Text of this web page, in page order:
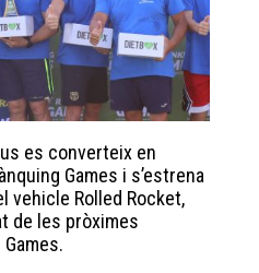
es converteix en
Games i s’estrena
vehicle Rolled Rocket,
de les pròximes